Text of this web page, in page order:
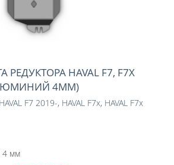
РЕДУКТОРА HAVAL F7, F7X
4ММ)
HAVAL F7 2019-, HAVAL F7x, HAVAL F7x
4 мм